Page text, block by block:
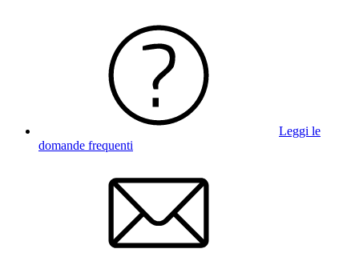
Leggi le
domande frequenti